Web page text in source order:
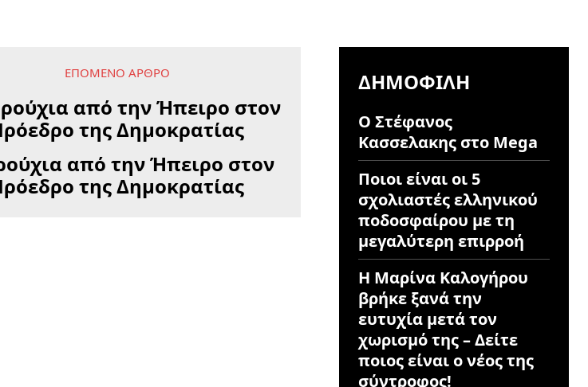
ΕΠΌΜΕΝΟ ΆΡΘΡΟ
από την Ήπειρο στον
της Δημοκρατίας
ΔΗΜΟΦΙΛΉ
Ο Στέφανος
Κασσελακης στο Mega
Ποιοι είναι οι 5
σχολιαστές ελληνικού
ποδοσφαίρου με τη
μεγαλύτερη επιρροή
Η Μαρίνα Καλογήρου
βρήκε ξανά την
ευτυχία μετά τον
χωρισμό της – Δείτε
ποιος είναι ο νέος της
σύντροφος!